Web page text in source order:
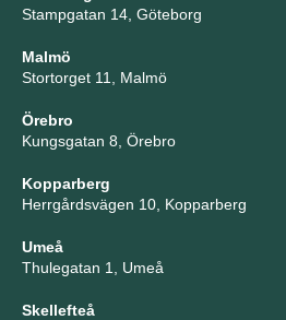
Stampgatan 14, Göteborg
Malmö
Stortorget 11, Malmö
Örebro
Kungsgatan 8, Örebro
Kopparberg
Herrgårdsvägen 10, Kopparberg
Umeå
Thulegatan 1, Umeå
Skellefteå